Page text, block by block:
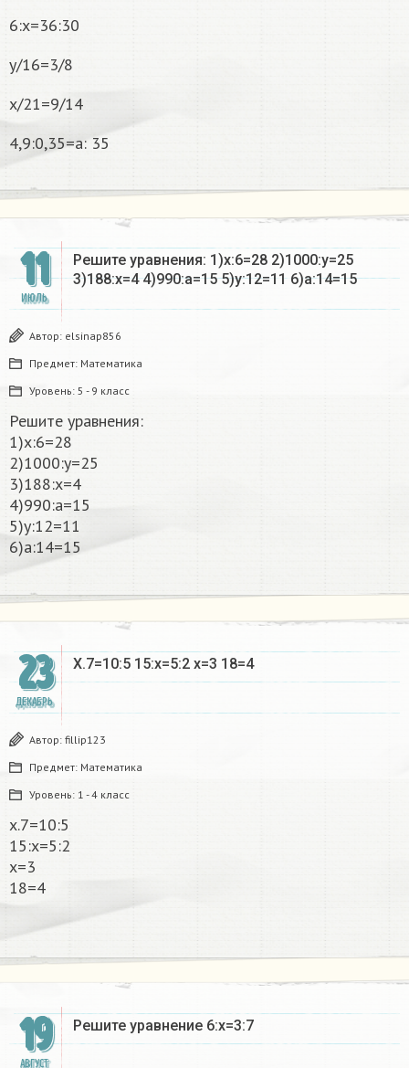
6:х=36:30
у/16=3/8
х/21=9/14
4,9:0,35=а: 35
11
ИЮЛЬ
Решите уравнения: 1)x:6=28 2)1000:y=25
3)188:x=4 4)990:a=15 5)y:12=11 6)a:14=15​
Автор: elsinap856
Предмет: Математика
Уровень: 5 - 9 класс
Решите уравнения:
1)x:6=28
2)1000:y=25
3)188:x=4
4)990:a=15
5)y:12=11
6)a:14=15​
23
ДЕКАБРЬ
X.7=10:5 15:x=5:2 x=3 18=4 ​
Автор: fillip123
Предмет: Математика
Уровень: 1 - 4 класс
x.7=10:5
15:x=5:2
x=3
18=4
19
АВГУСТ
Решите уравнение 6:x=3:7​